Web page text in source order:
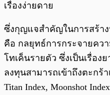
เรื่องง่ายดาย
ซึ่งกุญแจสำคัญในการสร้า
คือ กลยุทธ์การกระจายคว
โทเค็นรายตัว ซึ่งเป็นเรื่อ
ลงทุนสามารถเข้าถึงตะกร้
Titan Index, Moonshot